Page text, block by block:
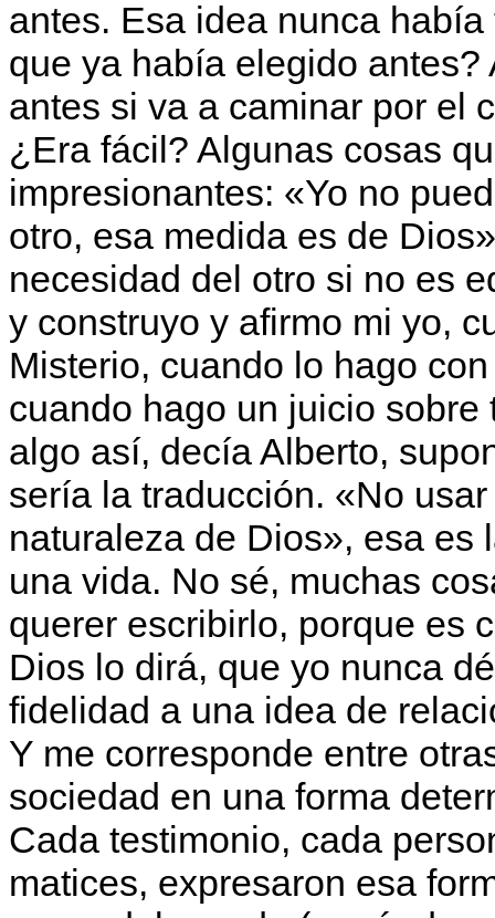
antes. Esa idea nunca
que ya había elegido
antes si va a caminar por el
¿Era fácil? Algunas cosas
impresionantes: «Yo no
otro, esa medida es de
necesidad del otro si no es
y construyo y afirmo mi yo,
Misterio, cuando lo hago
cuando hago un juicio sobre
algo así, decía Alberto,
sería la traducción. «No
naturaleza de Dios», esa es
una vida. No sé, muchas
querer escribirlo, porque es
Dios lo dirá, que yo nunca
fidelidad a una idea de
Y me corresponde entre
sociedad en una forma
Cada testimonio, cada
matices, expresaron esa